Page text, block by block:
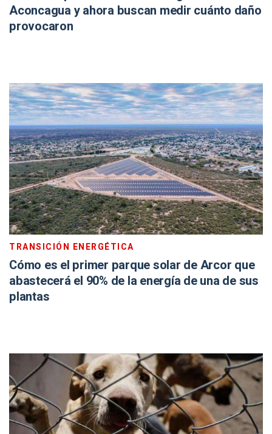
Aconcagua y ahora buscan medir cuánto daño
provocaron
TRANSICIÓN ENERGÉTICA
Cómo es el primer parque solar de Arcor que
abastecerá el 90% de la energía de una de sus
plantas